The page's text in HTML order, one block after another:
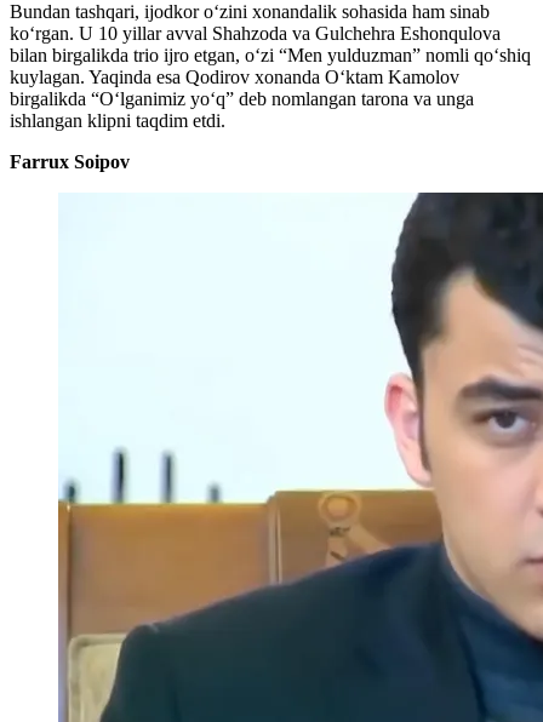
Bundan tashqari, ijodkor o‘zini xonandalik sohasida ham sinab
ko‘rgan. U 10 yillar avval Shahzoda va Gulchehra Eshonqulova
bilan birgalikda trio ijro etgan, o‘zi “Men yulduzman” nomli qo‘shiq
kuylagan. Yaqinda esa Qodirov xonanda O‘ktam Kamolov
birgalikda “O‘lganimiz yo‘q” deb nomlangan tarona va unga
ishlangan klipni taqdim etdi.
Farrux Soipov